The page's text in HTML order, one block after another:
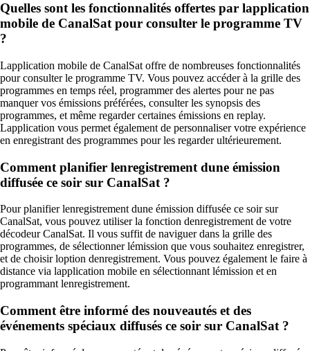
Quelles sont les fonctionnalités offertes par lapplication
mobile de CanalSat pour consulter le programme TV
?
Lapplication mobile de CanalSat offre de nombreuses fonctionnalités
pour consulter le programme TV. Vous pouvez accéder à la grille des
programmes en temps réel, programmer des alertes pour ne pas
manquer vos émissions préférées, consulter les synopsis des
programmes, et même regarder certaines émissions en replay.
Lapplication vous permet également de personnaliser votre expérience
en enregistrant des programmes pour les regarder ultérieurement.
Comment planifier lenregistrement dune émission
diffusée ce soir sur CanalSat ?
Pour planifier lenregistrement dune émission diffusée ce soir sur
CanalSat, vous pouvez utiliser la fonction denregistrement de votre
décodeur CanalSat. Il vous suffit de naviguer dans la grille des
programmes, de sélectionner lémission que vous souhaitez enregistrer,
et de choisir loption denregistrement. Vous pouvez également le faire à
distance via lapplication mobile en sélectionnant lémission et en
programmant lenregistrement.
Comment être informé des nouveautés et des
événements spéciaux diffusés ce soir sur CanalSat ?